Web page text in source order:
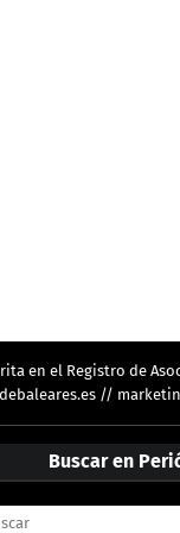
en el Registro de
//
Buscar en